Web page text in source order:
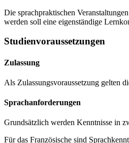
Die sprachpraktischen
werden soll eine eigenständige
Studienvoraussetzungen
Zulassung
Als Zulassungsvoraussetzung gelten
Sprachanforderungen
Grundsätzlich werden Kenntnisse in
Für das Französische sind